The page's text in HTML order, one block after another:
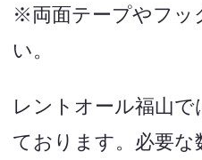
※両面テープやフッ
い。
レントオール福山で
ております。必要な